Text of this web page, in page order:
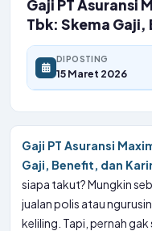
Gaji PT Asuransi
Tbk: Skema
DIPOSTING
15 Maret 2026
Gaji PT Asuransi
Gaji, Benefit, dan
siapa takut? Mungkin
jualan polis atau
keliling. Tapi, pernah